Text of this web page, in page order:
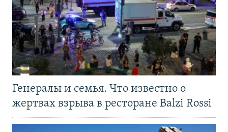
Генералы и семья. Что известно о
жертвах взрыва в ресторане Balzi Rossi